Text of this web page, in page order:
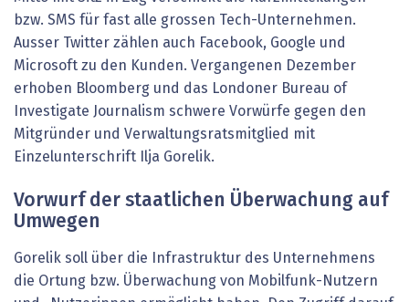
bzw. SMS für fast alle grossen Tech-Unternehmen.
Ausser Twitter zählen auch Facebook, Google und
Microsoft zu den Kunden. Vergangenen Dezember
erhoben Bloomberg und das Londoner Bureau of
Investigate Journalism schwere Vorwürfe gegen den
Mitgründer und Verwaltungsratsmitglied mit
Einzelunterschrift Ilja Gorelik.
Vorwurf der staatlichen Überwachung auf
Umwegen
Gorelik soll über die Infrastruktur des Unternehmens
die Ortung bzw. Überwachung von Mobilfunk-Nutzern